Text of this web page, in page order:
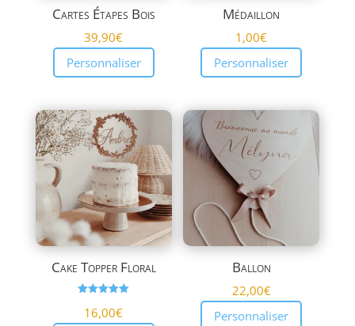
Cartes Étapes Bois
39,90€
Personnaliser
Médaillon
1,00€
Personnaliser
Cake Topper Floral
5.00
sur 5
16,00€
Ballon
22,00€
Personnaliser